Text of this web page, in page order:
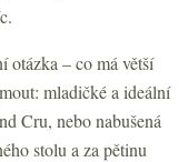
otázka – co má větší
mladičké a ideální
Cru, nebo nabušená
stolu a za pětinu